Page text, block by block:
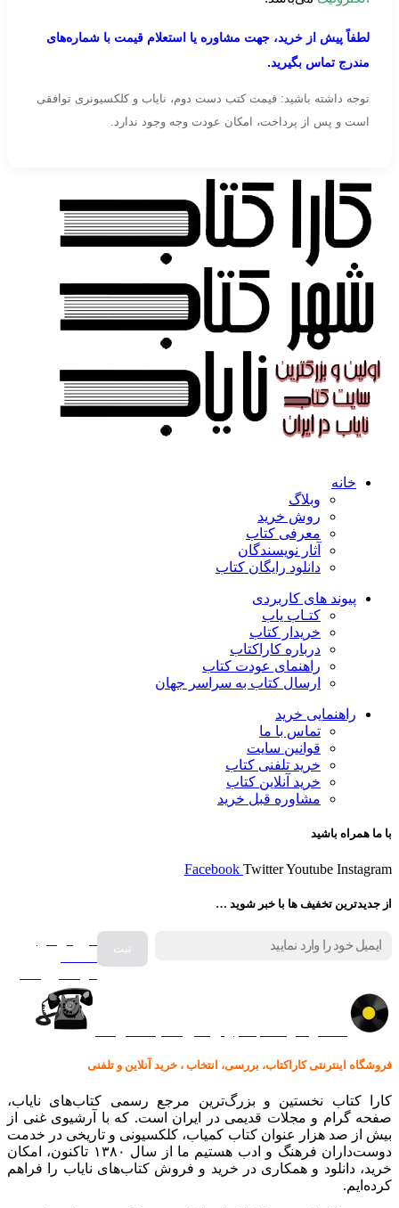
لطفاً پیش از خرید، جهت مشاوره یا استعلام قیمت با شماره‌های
مندرج تماس بگیرید.
توجه داشته باشید: قیمت کتب دست دوم، نایاب و کلکسیونری توافقی
است و پس از پرداخت، امکان عودت وجه وجود ندارد.
خانه
وبلاگ
روش خرید
معرفی کتاب
آثار نویسندگان
دانلود رایگان کتاب
پیوند های کاربردی
کتـاب یاب
خریدار کتاب
درباره کاراکتاب
راهنمای عودت کتاب
ارسال کتاب به سراسر جهان
راهنمایی خرید
تماس با ما
قوانین سایت
خرید تلفنی کتاب
خرید آنلاین کتاب
مشاوره قبل خرید
با ما همراه باشید
Facebook TwitterYoutube Instagram
از جدیدترین تخفیف ها با خبر شوید …
فروش انواع
فروشگاه اینترنتی کاراکتاب، بررسی، انتخاب ، خرید آنلاین و تلفنی
کارا کتاب نخستین و بزرگ‌ترین مرجع رسمی کتاب‌های نایاب،
صفحه گرام و مجلات قدیمی در ایران است. که با آرشیوی غنی از
بیش از صد هزار عنوان کتاب کمیاب، کلکسیونی و تاریخی در خدمت
دوست‌داران فرهنگ و ادب هستیم ما از سال ۱۳۸۰ تاکنون، امکان
خرید، دانلود و همکاری در خرید و فروش کتاب‌های نایاب را فراهم
کرده‌ایم.